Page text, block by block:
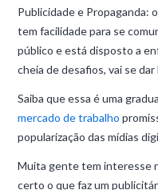
Publicidade e Propaganda:
tem facilidade para se
público e está disposto a
cheia de desafios, vai se
Saiba que essa é uma
mercado de trabalho
popularização das mídias
Muita gente tem interesse
certo o que faz um